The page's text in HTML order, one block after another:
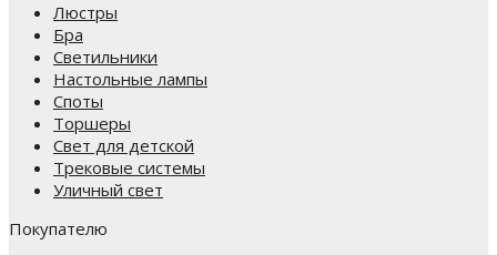
Люстры
Бра
Светильники
Настольные лампы
Споты
Торшеры
Свет для детской
Трековые системы
Уличный свет
Покупателю